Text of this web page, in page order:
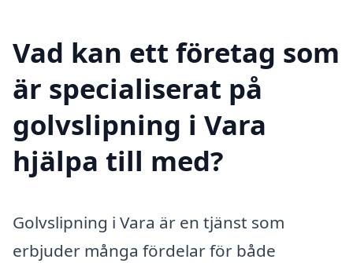
Vad kan ett företag som
är specialiserat på
golvslipning i Vara
hjälpa till med?
Golvslipning i Vara är en tjänst som
erbjuder många fördelar för både